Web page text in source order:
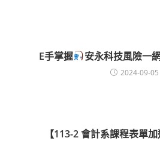
E手掌握 安永科技風險一
2024-09-05
【113-2 會計系課程表單加